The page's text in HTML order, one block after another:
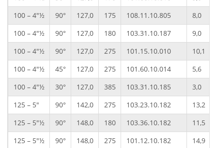
100 – 4"½
90° 127,0 175 108.11.10.805
8,0
100 – 4"½
90° 127,0 180 103.31.10.187
9,0
100 – 4"½
90° 127,0 275 101.15.10.010
10,1
100 – 4"½
45° 127,0 275 101.60.10.014
5,6
100 – 4"½
30° 127,0 385 103.31.10.185
3,0
125 – 5"
90° 142,0 275 103.23.10.182
13,2
125 – 5"½
90° 148,0 180 103.36.10.182
11,5
125 – 5"½
90° 148,0 275 101.12.10.182
14,9